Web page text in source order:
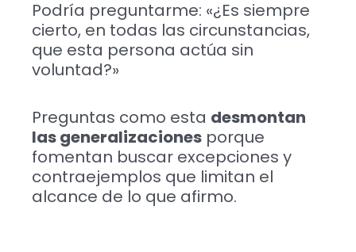
Podría preguntarme: «¿Es siempre
cierto, en todas las circunstancias,
que esta persona actúa sin
voluntad?»
Preguntas como esta desmontan
las generalizaciones porque
fomentan buscar excepciones y
contraejemplos que limitan el
alcance de lo que afirmo.